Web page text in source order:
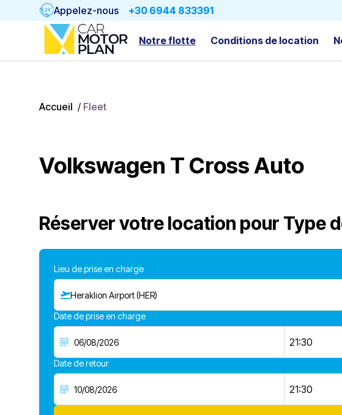
Appelez-nous +30 6944 833391
Notre flotte Conditions de location
Accueil / Fleet
Volkswagen T Cross Auto
Réserver votre location pour Type
Lieu de prise en charge
Heraklion Airport (HER)
Date de prise en charge
21:30
Date de retour
21:30